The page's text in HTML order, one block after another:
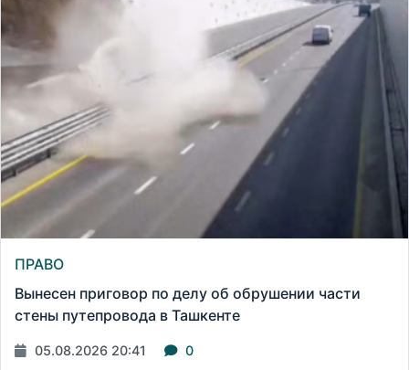
ПРАВО
Вынесен приговор по делу об обрушении части
стены путепровода в Ташкенте
05.08.2026 20:41 0